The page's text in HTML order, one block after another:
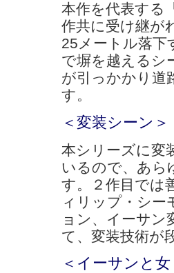
本作を代表する
作共に受け継が
25メートル落下
で塀を越えるシ
が引っかかり道
す。
＜変装シーン＞
本シリーズに変
いるので、あら
す。２作目では
ィリップ・シー
ョン、イーサン
て、変装技術が
＜イーサンと女